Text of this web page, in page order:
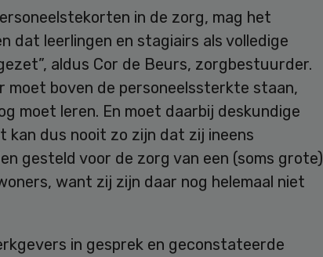
in de zorg, mag het
dat leerlingen en stagiairs als volledige
aldus Cor de Beurs, zorgbestuurder.
moet boven de personeelssterkte staan,
moet leren. En moet daarbij deskundige
kan dus nooit zo zijn dat zij ineens
gesteld voor de zorg van een (soms grote)
want zij zijn daar nog helemaal niet
in gesprek en geconstateerde